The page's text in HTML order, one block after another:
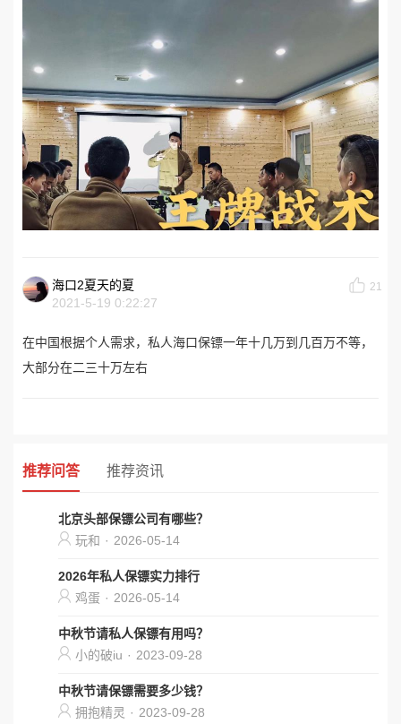
海口2夏天的夏
2021-5-19 0:22:27
21
在中国根据个人需求，私人海口保镖一年十几万到几百万不等，
大部分在二三十万左右
推荐问答 推荐资讯
北京头部保镖公司有哪些？
玩和 · 2026-05-14
2026年私人保镖实力排行
鸡蛋 · 2026-05-14
中秋节请私人保镖有用吗？
小的破iu · 2023-09-28
中秋节请保镖需要多少钱？
拥抱精灵 · 2023-09-28